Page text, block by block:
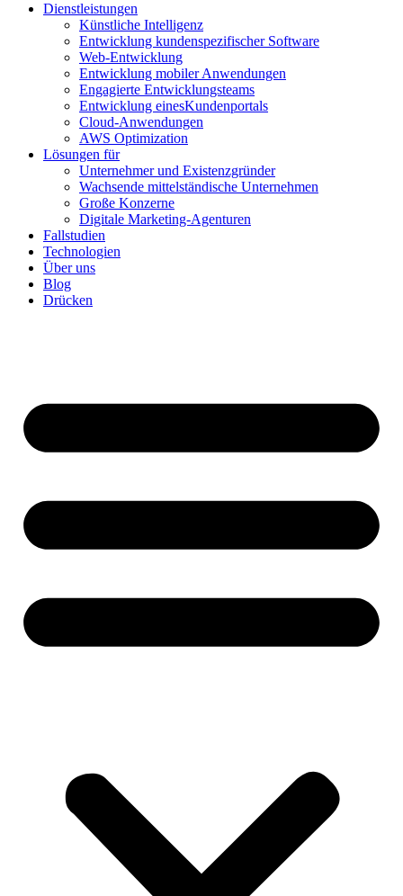
Dienstleistungen
Künstliche Intelligenz
Entwicklung kundenspezifischer Software
Web-Entwicklung
Entwicklung mobiler Anwendungen
Engagierte Entwicklungsteams
Entwicklung einesKundenportals
Cloud-Anwendungen
AWS Optimization
Lösungen für
Unternehmer und Existenzgründer
Wachsende mittelständische Unternehmen
Große Konzerne
Digitale Marketing-Agenturen
Fallstudien
Technologien
Über uns
Blog
Drücken